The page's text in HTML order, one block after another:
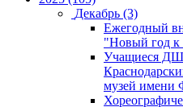
Декабрь (3)
Ежегодный
"Новый год к
Учащиеся
музей имени